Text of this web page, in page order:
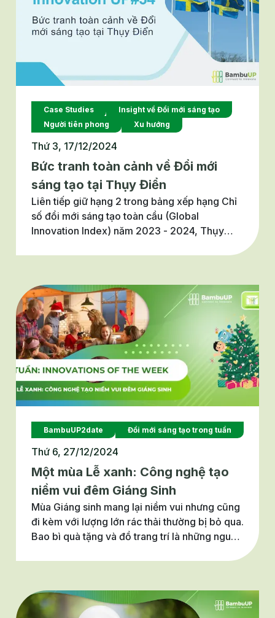
Case Studies
Insight về Đổi mới sáng tạo
Người tiên phong
Xu hướng
Thứ 3, 17/12/2024
Bức tranh toàn cảnh về Đổi mới
sáng tạo tại Thụy Điển
Liên tiếp giữ hạng 2 trong bảng xếp hạng Chỉ
số đổi mới sáng tạo toàn cầu (Global
Innovation Index) năm 2023 - 2024, Thụy
phát triển bền vững. Vậy điều gì dẫn đến sự
thành công của quốc gia Bắc Âu này? Cùng
BambuUP tìm hiểu qua bài viết sau nhé!
BambuUP2date Đổi mới sáng tạo trong tuần
Thứ 6, 27/12/2024
Một mùa Lễ xanh: Công nghệ tạo
niềm vui đêm Giáng Sinh
Mùa Giáng sinh mang lại niềm vui nhưng cũng
đi kèm với lượng lớn rác thải thường bị bỏ qua.
Bao bì quà tặng và đồ trang trí là những nguồn
lượng thực phẩm bị lãng phí đáng kể. Bên
cạnh đó, các sản phẩm đóng gói sẵn phục vụ